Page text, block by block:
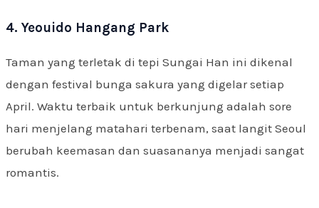
4. Yeouido Hangang Park
Taman yang terletak di tepi Sungai Han ini dikenal
dengan festival bunga sakura yang digelar setiap
April. Waktu terbaik untuk berkunjung adalah sore
hari menjelang matahari terbenam, saat langit Seoul
berubah keemasan dan suasananya menjadi sangat
romantis.